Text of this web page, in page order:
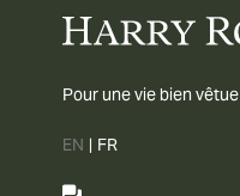
Pour une vie bien vêtue
EN | FR